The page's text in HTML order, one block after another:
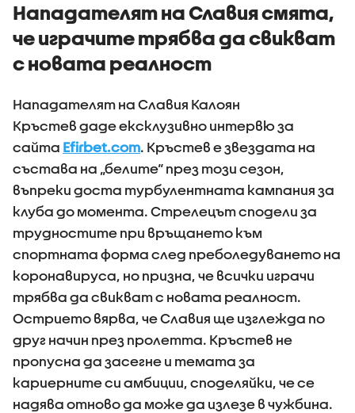
Нападателят на Славия смята,
че играчите трябва да свикват
с новата реалност
Нападателят на Славия Калоян
Кръстев даде ексклузивно интервю за
сайта Efirbet.com. Кръстев е звездата на
състава на „белите“ през този сезон,
въпреки доста турбулентната кампания за
клуба до момента. Стрелецът сподели за
трудностите при връщането към
спортната форма след преболедуването на
коронавируса, но призна, че всички играчи
трябва да свикват с новата реалност.
Острието вярва, че Славия ще изглежда по
друг начин през пролетта. Кръстев не
пропусна да засегне и темата за
кариерните си амбиции, споделяйки, че се
надява отново да може да излезе в чужбина.